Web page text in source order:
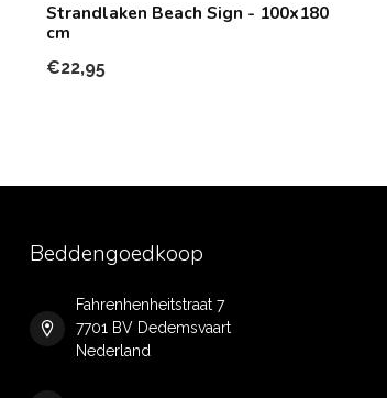
Strandlaken Beach Sign - 100x180
cm
€22,95
Beddengoedkoop
Fahrenhenheitstraat 7
7701 BV Dedemsvaart
Nederland